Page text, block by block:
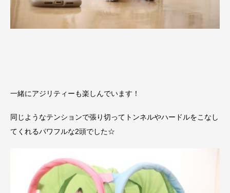
一緒にアジリティーも楽しんでいます！
同じようなテンションで張り切ってトンネルやハードルをこなし
てくれるパワフルな2頭でした☆